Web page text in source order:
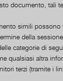
documento, tali
simili
della sessione
categorie di
qualsiasi altra
terzi (tramite i